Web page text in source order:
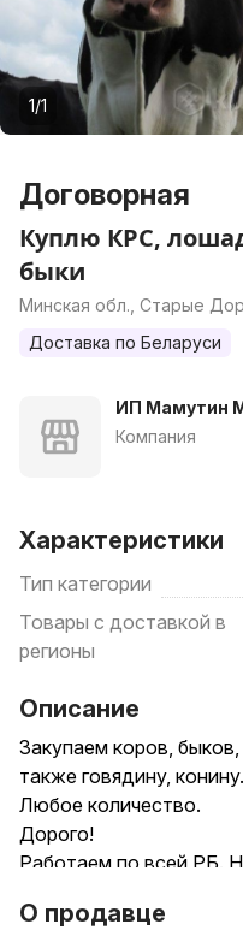
1/1
Договорная
Куплю КРС,
быки
Минская обл., Старые
Доставка по Беларуси
ИП Мамутин
Компания
Характеристики
Тип категории
Товары с доставкой в
регионы
Описание
Закупаем коров,
также говядину, конину.
Любое количество.
Дорого!
Работаем по всей РБ.
Звоните в любое время!
О продавце